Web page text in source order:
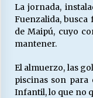
La jornada,
Fuenzalida,
de Maipú, cuyo
mantener.
El almuerzo, las
piscinas son para
Infantil, lo que no